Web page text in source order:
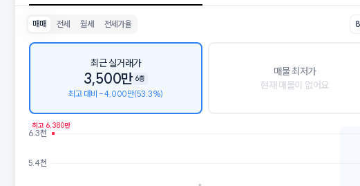
매매 전세 월세 전세가율
최근 실거래가
3,500만 6층
최고 대비 -4,000만(53.3%)
매물 최저가
현재 매물이 없어요
5.4천
6.3천
최고 6,380만